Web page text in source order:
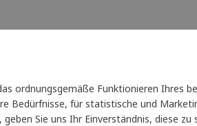
a nekompromisní funkcí:
nebo u moře.
odBergans, které snesou lezení po
ordnungsgemäße Funktionieren Ihres
Bedürfnisse, für statistische und
Sie uns Ihr Einverständnis, diese zu